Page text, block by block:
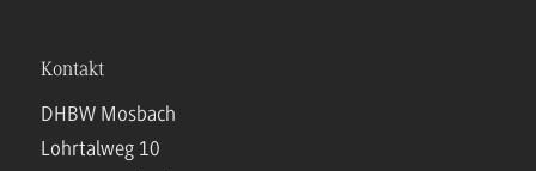
Kontakt
DHBW Mosbach
Lohrtalweg 10